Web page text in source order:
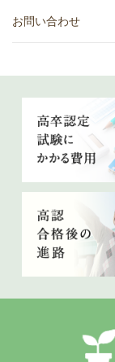
お問い合わせ